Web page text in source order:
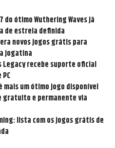
do ótimo Wuthering Waves já
de estreia definida
novos jogos grátis para
jogatina
Legacy recebe suporte oficial
mais um ótimo jogo disponível
gratuito e permanente via
lista com os jogos grátis de